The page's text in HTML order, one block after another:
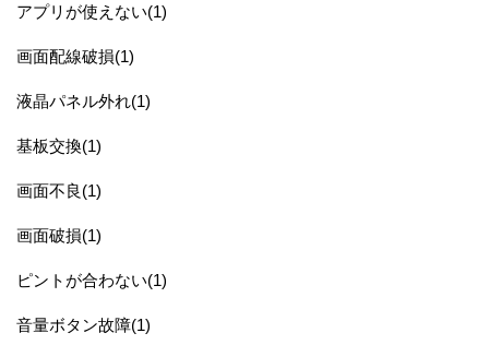
アプリが使えない(1)
画面配線破損(1)
液晶パネル外れ(1)
基板交換(1)
画面不良(1)
画面破損(1)
ピントが合わない(1)
音量ボタン故障(1)